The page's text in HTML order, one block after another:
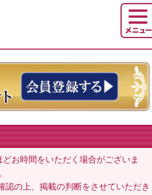
お時間をいただく場合がございま
の上、掲載の判断をさせていただき